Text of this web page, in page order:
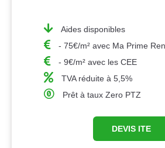
Aides disponibles
- 75€/m² avec Ma Prime
- 9€/m² avec les CEE
TVA réduite à 5,5%
Prêt à taux Zero PTZ
DEVIS ITE